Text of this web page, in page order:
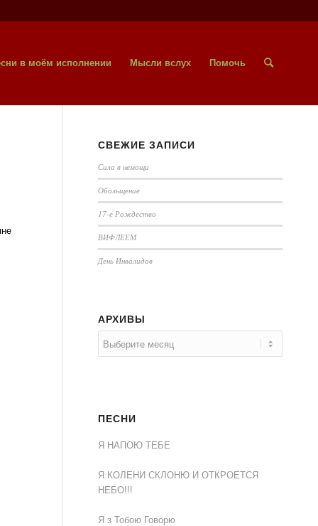
в моём исполнении Мысли вслух Помочь
СВЕЖИЕ ЗАПИСИ
Сила в немощи
Обольщение
17-е Рождество
ВИФЛЕЕМ
День Инвалидов
АРХИВЫ
ПЕСНИ
Я НАПОЮ ТЕБЕ
Я КОЛЕНИ СКЛОНЮ И ОТКРОЕТСЯ
НЕБО!!!
Я з Тобою Говорю